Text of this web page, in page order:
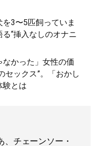
3〜5匹飼っていま
“挿入なしのオナニ
かった」女性の価
セックス”。「おかし
験とは
、チェーンソー・